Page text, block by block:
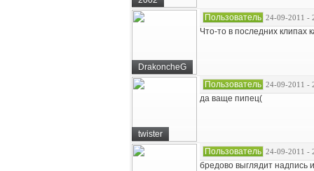
DrakoncheG
Пользователь 24-09-2011 -
Что-то в последних клипах
twister
Пользователь 24-09-2011 -
да ваще пипец(
Пользователь 24-09-2011 -
бредово выглядит надпись